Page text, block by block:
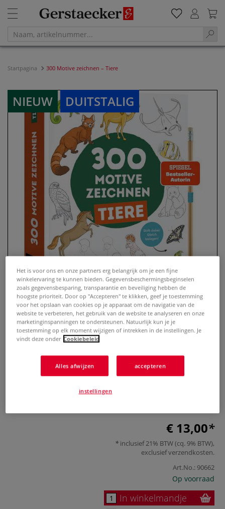
Startpagina 300 Motive zeichnen – Tiere
NIEUW DUITSTALIG
300 Motive zeichnen – Tiere
In Schritt-für-Schritt-Anleitungen mit einfachen Formen die
Tierwelt zeichnen: Katze, Hund, Vogel, Elefant, Känguru,
€ 13,00
inclusief 21% BTW (cq. 9% BTW),
exclusiefverzendkosten.
Art.No.: 90662
Op voorraad
In winkelmandje
Het is voor ons en onze partners erg belangrijk om je een fijne
winkelervaring te kunnen bieden. Gegevensbeschermingsbeginselen
zoals gegevensbesparing, transparantie en beveiliging hebben de
hoogste prioriteit. Door op "Accepteren" te klikken, geef je toestemming
voor het opslaan van cookies op je apparaat om de navigatie van de
website te verbeteren, het gebruik van de website te analyseren en onze
marketinginspanningen te ondersteunen. Natuurlijk kun je je
toestemming op elk moment wijzigen of intrekken in de instellingen. Je
vindt deze onder Cookiebeleid
Alles afwijzen accepteren
instellingen